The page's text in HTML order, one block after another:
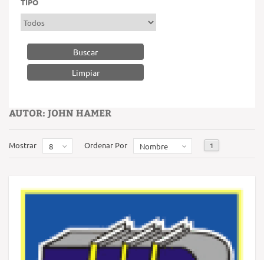
TIPO
Buscar
AUTOR: JOHN HAMER
Mostrar 8 Ordenar Por Nombre 1